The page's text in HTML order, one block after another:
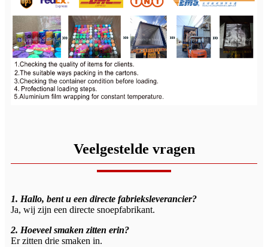
Veelgestelde vragen
1. Hallo, bent u een directe fabrieksleverancier?
Ja, wij zijn een directe snoepfabrikant.
2. Hoeveel smaken zitten erin?
Er zitten drie smaken in.